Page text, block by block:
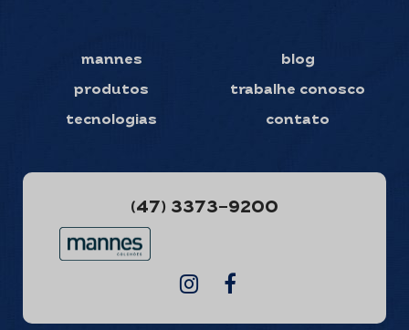
mannes
produtos
tecnologias
blog
trabalhe conosco
contato
(47) 3373-9200